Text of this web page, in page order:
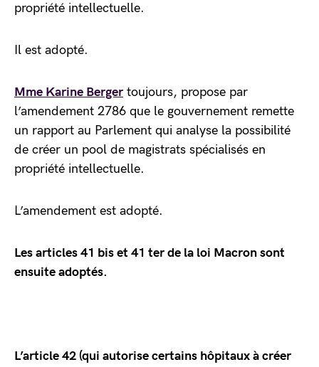
propriété intellectuelle.
Il est adopté.
Mme Karine Bergertoujours, propose par
l’amendement 2786 que le gouvernement remette
un rapport au Parlement qui analyse la possibilité
de créer un pool de magistrats spécialisés en
propriété intellectuelle.
L’amendement est adopté.
Les articles 41 bis et 41 ter de la loi Macron sont
ensuite adoptés.
L’article 42 (qui autorise certains hôpitaux à créer